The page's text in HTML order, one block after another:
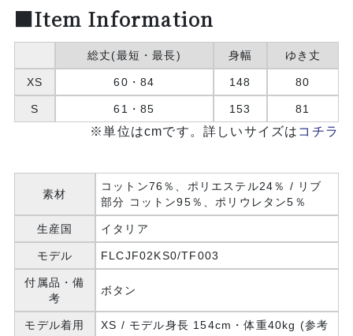
■Item Information
総丈(最短・最長) 身幅 ゆき丈
XS 60・84 148 80
S 61・85 153 81
※単位はcmです。詳しいサイズは コチラ
素材
コットン76％、ポリエステル24％ / リブ
部分 コットン95％、ポリウレタン5％
生産国 イタリア
モデル FLCJF02KS0/TF003
付属品・備
考
ボタン
モデル着用
XS / モデル身長 154cm・体重40kg (参考